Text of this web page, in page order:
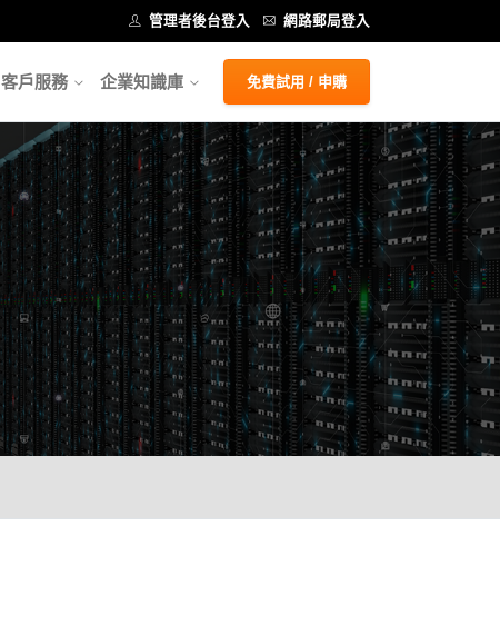
管理者後台登入 網路郵局登入
客戶服務 企業知識庫 免費試用 / 申購